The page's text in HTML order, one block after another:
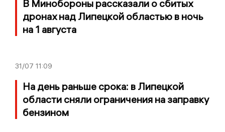
В Минобороны рассказали о сбитых
дронах над Липецкой областью в ночь
на 1 августа
31/07 11:09
На день раньше срока: в Липецкой
области сняли ограничения на заправку
бензином